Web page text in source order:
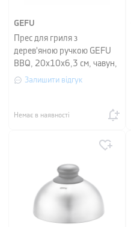
GEFU
Прес для гриля з
дерев'яною ручкою GEFU
BBQ, 20х10х6,3 см, чавун,
чорний
Залишити відгук
Немає в наявності